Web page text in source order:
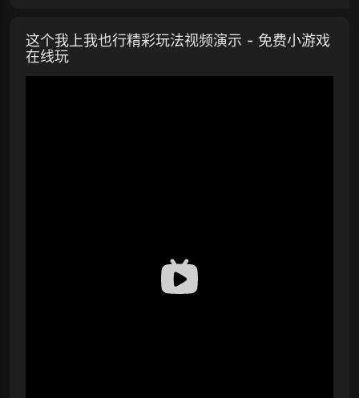
这个我上我也行精彩玩法视频演示 - 免费小游戏
在线玩